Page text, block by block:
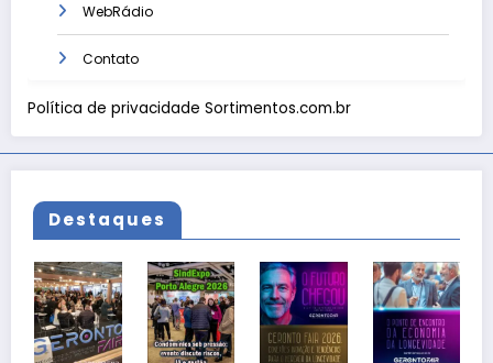
WebRádio
Contato
Política de privacidade Sortimentos.com.br
Destaques